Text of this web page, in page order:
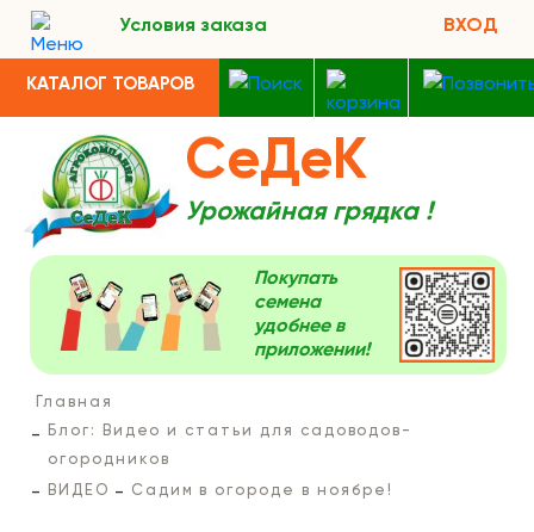
Условия заказа ВХОД
КАТАЛОГ ТОВАРОВ
СеДеК
Урожайная грядка !
Покупать
семена
удобнее в
приложении!
Главная
Блог: Видео и статьи для садоводов-
огородников
ВИДЕО
Садим в огороде в ноябре!